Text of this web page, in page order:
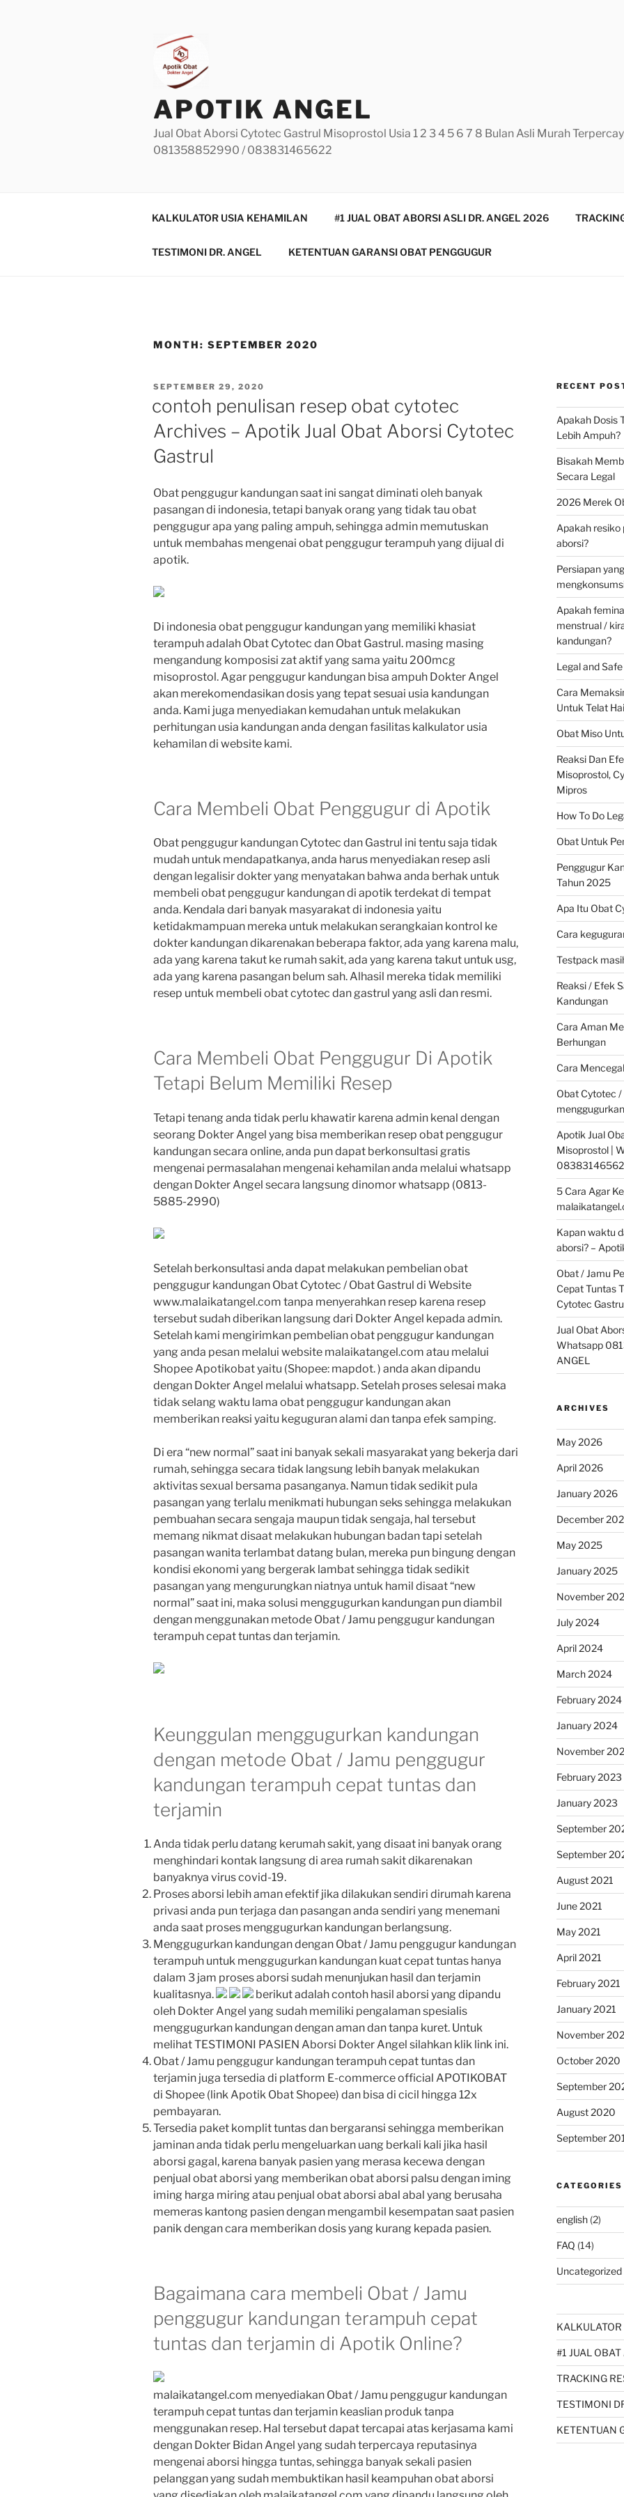
APOTIK ANGEL
Jual Obat Aborsi Cytotec Gastrul Misoprostol Usia 1 2 3 4 5 6 7 8 Bulan Asli Murah
081358852990 / 083831465622
KALKULATOR USIA KEHAMILAN #1 JUAL OBAT ABORSI ASLI DR. ANGEL 2026
TESTIMONI DR. ANGEL KETENTUAN GARANSI OBAT PENGGUGUR
MONTH: SEPTEMBER 2020
POSTED
SEPTEMBER 29, 2020
contoh penulisan resep obat cytotec
Archives – Apotik Jual Obat Aborsi Cytotec
Gastrul
Obat penggugur kandungan saat ini sangat diminati oleh banyak
pasangan di indonesia, tetapi banyak orang yang tidak tau obat
penggugur apa yang paling ampuh, sehingga admin memutuskan
untuk membahas mengenai obat penggugur terampuh yang dijual di
apotik.
Di indonesia obat penggugur kandungan yang memiliki khasiat
terampuh adalah Obat Cytotec dan Obat Gastrul. masing masing
mengandung komposisi zat aktif yang sama yaitu 200mcg
misoprostol. Agar penggugur kandungan bisa ampuh Dokter Angel
akan merekomendasikan dosis yang tepat sesuai usia kandungan
anda. Kami juga menyediakan kemudahan untuk melakukan
perhitungan usia kandungan anda dengan fasilitas kalkulator usia
kehamilan di website kami.
Cara Membeli Obat Penggugur di Apotik
Obat penggugur kandungan Cytotec dan Gastrul ini tentu saja tidak
mudah untuk mendapatkanya, anda harus menyediakan resep asli
dengan legalisir dokter yang menyatakan bahwa anda berhak untuk
membeli obat penggugur kandungan di apotik terdekat di tempat
anda. Kendala dari banyak masyarakat di indonesia yaitu
ketidakmampuan mereka untuk melakukan serangkaian kontrol ke
dokter kandungan dikarenakan beberapa faktor, ada yang karena malu,
ada yang karena takut ke rumah sakit, ada yang karena takut untuk usg,
ada yang karena pasangan belum sah. Alhasil mereka tidak memiliki
resep untuk membeli obat cytotec dan gastrul yang asli dan resmi.
Cara Membeli Obat Penggugur Di Apotik
Tetapi Belum Memiliki Resep
Tetapi tenang anda tidak perlu khawatir karena admin kenal dengan
seorang Dokter Angel yang bisa memberikan resep obat penggugur
kandungan secara online, anda pun dapat berkonsultasi gratis
mengenai permasalahan mengenai kehamilan anda melalui whatsapp
dengan Dokter Angel secara langsung dinomor whatsapp (0813-
5885-2990)
Setelah berkonsultasi anda dapat melakukan pembelian obat
penggugur kandungan Obat Cytotec / Obat Gastrul di Website
www.malaikatangel.com tanpa menyerahkan resep karena resep
tersebut sudah diberikan langsung dari Dokter Angel kepada admin.
Setelah kami mengirimkan pembelian obat penggugur kandungan
yang anda pesan melalui website malaikatangel.com atau melalui
Shopee Apotikobat yaitu (Shopee: mapdot. ) anda akan dipandu
dengan Dokter Angel melalui whatsapp. Setelah proses selesai maka
tidak selang waktu lama obat penggugur kandungan akan
memberikan reaksi yaitu keguguran alami dan tanpa efek samping.
Di era “new normal” saat ini banyak sekali masyarakat yang bekerja dari
rumah, sehingga secara tidak langsung lebih banyak melakukan
aktivitas sexual bersama pasanganya. Namun tidak sedikit pula
pasangan yang terlalu menikmati hubungan seks sehingga melakukan
pembuahan secara sengaja maupun tidak sengaja, hal tersebut
memang nikmat disaat melakukan hubungan badan tapi setelah
pasangan wanita terlambat datang bulan, mereka pun bingung dengan
kondisi ekonomi yang bergerak lambat sehingga tidak sedikit
pasangan yang mengurungkan niatnya untuk hamil disaat “new
normal” saat ini, maka solusi menggugurkan kandungan pun diambil
dengan menggunakan metode Obat / Jamu penggugur kandungan
terampuh cepat tuntas dan terjamin.
Keunggulan menggugurkan kandungan
dengan metode Obat / Jamu penggugur
kandungan terampuh cepat tuntas dan
terjamin
Anda tidak perlu datang kerumah sakit, yang disaat ini banyak orang
menghindari kontak langsung di area rumah sakit dikarenakan
banyaknya virus covid-19.
Proses aborsi lebih aman efektif jika dilakukan sendiri dirumah karena
privasi anda pun terjaga dan pasangan anda sendiri yang menemani
anda saat proses menggugurkan kandungan berlangsung.
Menggugurkan kandungan dengan Obat / Jamu penggugur kandungan
terampuh untuk menggugurkan kandungan kuat cepat tuntas hanya
dalam 3 jam proses aborsi sudah menunjukan hasil dan terjamin
kualitasnya.
berikut adalah contoh hasil aborsi yang dipandu
oleh Dokter Angel yang sudah memiliki pengalaman spesialis
menggugurkan kandungan dengan aman dan tanpa kuret. Untuk
melihat TESTIMONI PASIEN Aborsi Dokter Angel silahkan klik link ini.
Obat / Jamu penggugur kandungan terampuh cepat tuntas dan
terjamin juga tersedia di platform E-commerce official APOTIKOBAT
di Shopee (link Apotik Obat Shopee) dan bisa di cicil hingga 12x
pembayaran.
Tersedia paket komplit tuntas dan bergaransi sehingga memberikan
jaminan anda tidak perlu mengeluarkan uang berkali kali jika hasil
aborsi gagal, karena banyak pasien yang merasa kecewa dengan
penjual obat aborsi yang memberikan obat aborsi palsu dengan iming
iming harga miring atau penjual obat aborsi abal abal yang berusaha
memeras kantong pasien dengan mengambil kesempatan saat pasien
panik dengan cara memberikan dosis yang kurang kepada pasien.
Bagaimana cara membeli Obat / Jamu
penggugur kandungan terampuh cepat
tuntas dan terjamin di Apotik Online?
malaikatangel.com menyediakan Obat / Jamu penggugur kandungan
terampuh cepat tuntas dan terjamin keaslian produk tanpa
menggunakan resep. Hal tersebut dapat tercapai atas kerjasama kami
dengan Dokter Bidan Angel yang sudah terpercaya reputasinya
mengenai aborsi hingga tuntas, sehingga banyak sekali pasien
pelanggan yang sudah membuktikan hasil keampuhan obat aborsi
RECENT
Apakah Dosis
Lebih Ampuh?
Bisakah
Secara Legal
2026 Merek
Apakah resiko
aborsi?
Persiapan
Apakah
menstrual /
kandungan?
Legal and
Cara
Untuk Telat
Obat Miso
Reaksi Dan
Misoprostol,
Mipros
How To Do
Obat Untuk
Penggugur
Tahun 2025
Apa Itu Obat
Cara
Testpack
Reaksi / Efek
Kandungan
Cara Aman
Berhungan
Cara
Obat Cytotec /
Apotik Jual
Misoprostol |
5 Cara Agar
Kapan waktu
aborsi? –
Obat / Jamu
Cepat Tuntas
Cytotec
Jual Obat
Whatsapp
ANGEL
ARCHIVES
May 2026
April 2026
January 2026
December
May 2025
January 2025
November
July 2024
April 2024
March 2024
February 2024
January 2024
November
February 2023
January 2023
September
September
August 2021
June 2021
May 2021
April 2021
February 2021
January 2021
November
October 2020
September
August 2020
September
CATEGORIES
english(2)
FAQ (14)
Uncategorized
#1 JUAL
TRACKING
TESTIMONI
KETENTUAN